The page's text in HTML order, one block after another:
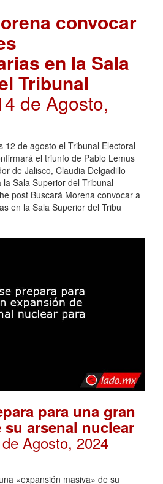
convocar
en la Sala
Tribunal
de Agosto,
12 de agosto el Tribunal Electoral
el triunfo de Pablo Lemus
de Jalisco, Claudia Delgadillo
Sala Superior del Tribunal
post Buscará Morena convocar a
en la Sala Superior del Tribu
para una gran
arsenal nuclear
Agosto, 2024
«expansión masiva» de su